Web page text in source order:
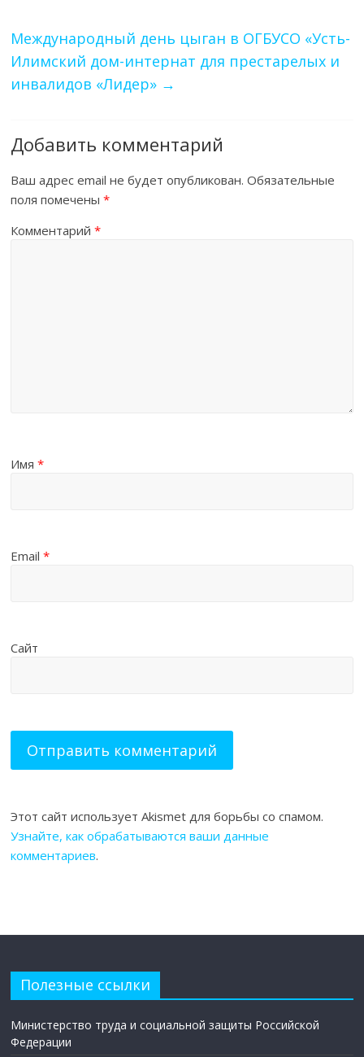
Международный день цыган в ОГБУСО «Усть-
Илимский дом-интернат для престарелых и
инвалидов «Лидер» →
Добавить комментарий
Ваш адрес email не будет опубликован. Обязательные
поля помечены*
Комментарий*
Имя*
Email*
Сайт
Этот сайт использует Akismet для борьбы со спамом.
Узнайте, как обрабатываются ваши данные
комментариев.
Полезные ссылки
Министерство труда и социальной защиты Российской
Федерации